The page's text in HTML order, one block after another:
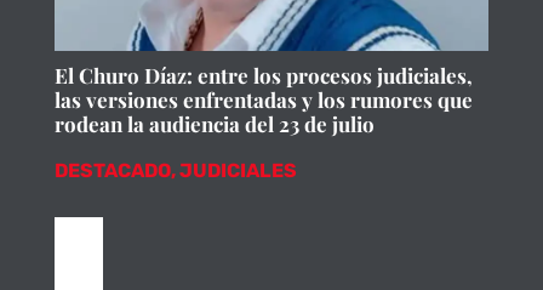
El Churo Díaz: entre los procesos judiciales,
las versiones enfrentadas y los rumores que
rodean la audiencia del 23 de julio
DESTACADO,JUDICIALES